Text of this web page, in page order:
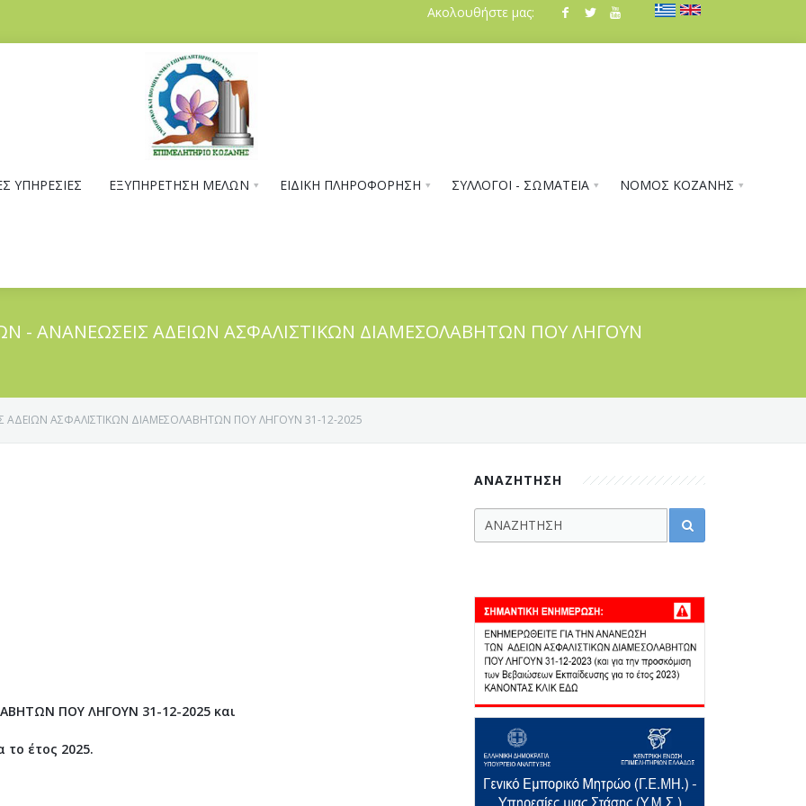
Ακολουθήστε μας:
ΥΠΗΡΕΣΙΕΣ ΕΞΥΠΗΡΕΤΗΣΗ ΜΕΛΩΝ ΕΙΔΙΚΗ ΠΛΗΡΟΦΟΡΗΣΗ ΣΥΛΛΟΓΟΙ - ΣΩΜΑΤΕΙΑ ΝΟΜΟΣ ΚΟΖΑΝΗΣ
- ΑΝΑΝΕΩΣΕΙΣ ΑΔΕΙΩΝ ΑΣΦΑΛΙΣΤΙΚΩΝ ΔΙΑΜΕΣΟΛΑΒΗΤΩΝ ΠΟΥ ΛΗΓΟΥΝ
ΑΔΕΙΩΝ ΑΣΦΑΛΙΣΤΙΚΩΝ ΔΙΑΜΕΣΟΛΑΒΗΤΩΝ ΠΟΥ ΛΗΓΟΥΝ 31-12-2025
ΠΟΥ ΛΗΓΟΥΝ 31-12-2025 και
έτος 2025.
ΑΝΑΖΗΤΗΣΗ